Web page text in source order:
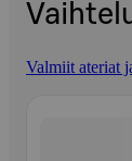
Valmiit ateriat